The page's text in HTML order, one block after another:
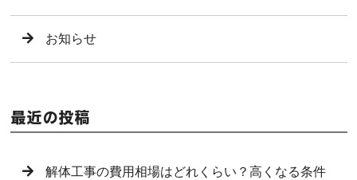
お知らせ
最近の投稿
解体工事の費用相場はどれくらい？高くなる条件